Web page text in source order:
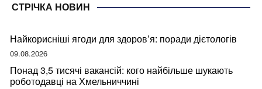
СТРІЧКА НОВИН
Найкорисніші ягоди для здоров’я: поради дієтологів
09.08.2026
Понад 3,5 тисячі вакансій: кого найбільше шукають
роботодавці на Хмельниччині